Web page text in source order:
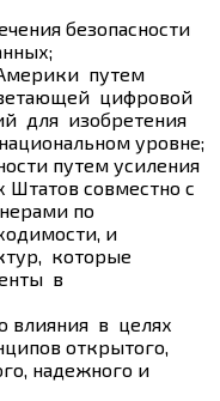
безопасности
путем
цифровой
для изобретения
уровне;
путем усиления
совместно с
по
и
которые
в
влияния в целях
открытого,
надежного и